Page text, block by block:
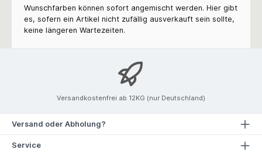
Wunschfarben können sofort angemischt werden. Hier gibt
es, sofern ein Artikel nicht zufällig ausverkauft sein sollte,
keine längeren Wartezeiten.
Versandkostenfrei ab 12KG (nur Deutschland)
Versand oder Abholung?
Service